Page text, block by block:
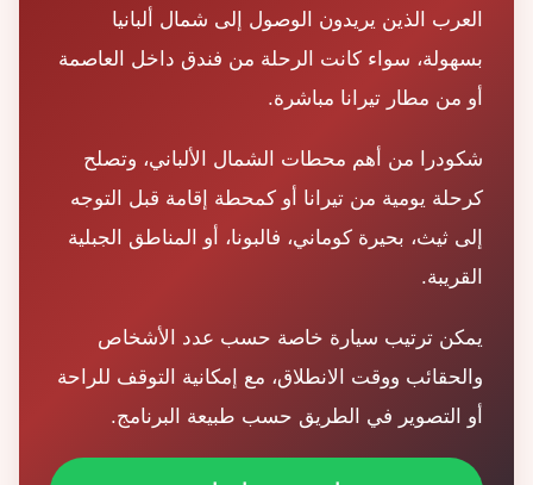
العرب الذين يريدون الوصول إلى شمال ألبانيا
بسهولة، سواء كانت الرحلة من فندق داخل العاصمة
أو من مطار تيرانا مباشرة.
شكودرا من أهم محطات الشمال الألباني، وتصلح
كرحلة يومية من تيرانا أو كمحطة إقامة قبل التوجه
إلى ثيث، بحيرة كوماني، فالبونا، أو المناطق الجبلية
القريبة.
يمكن ترتيب سيارة خاصة حسب عدد الأشخاص
والحقائب ووقت الانطلاق، مع إمكانية التوقف للراحة
أو التصوير في الطريق حسب طبيعة البرنامج.